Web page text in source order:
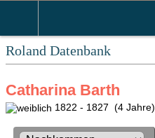
Roland Datenbank
Catharina Barth
1822 - 1827 (4 Jahre)